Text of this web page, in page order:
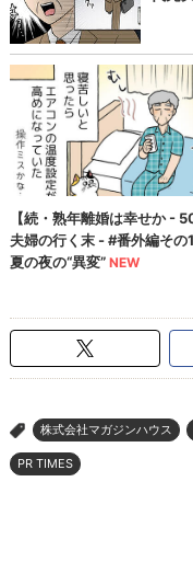
> 株式会社マガジンハウス
PR TIMES